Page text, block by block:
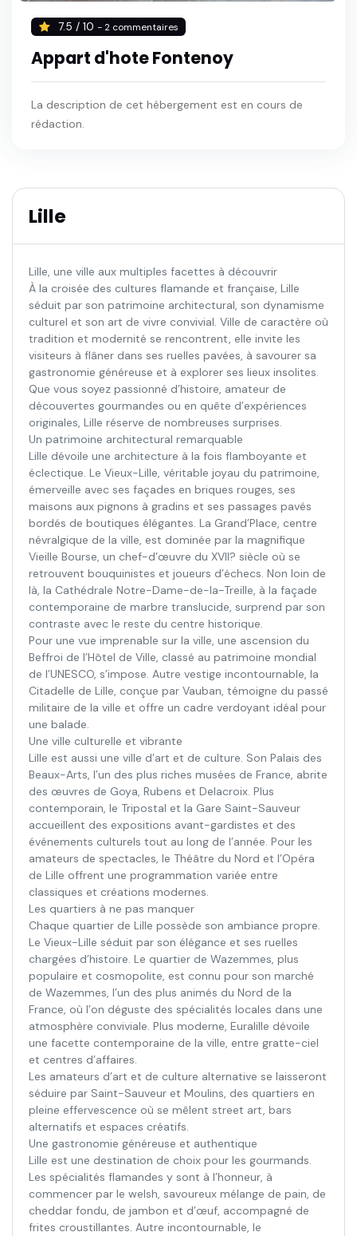
7.5 / 10 - 2 commentaires
Appart d'hote Fontenoy
La description de cet hébergement est en cours de
rédaction.
Lille
Lille, une ville aux multiples facettes à découvrir
À la croisée des cultures flamande et française, Lille
séduit par son patrimoine architectural, son dynamisme
culturel et son art de vivre convivial. Ville de caractère où
tradition et modernité se rencontrent, elle invite les
visiteurs à flâner dans ses ruelles pavées, à savourer sa
gastronomie généreuse et à explorer ses lieux insolites.
Que vous soyez passionné d’histoire, amateur de
découvertes gourmandes ou en quête d’expériences
originales, Lille réserve de nombreuses surprises.
Un patrimoine architectural remarquable
Lille dévoile une architecture à la fois flamboyante et
éclectique. Le Vieux-Lille, véritable joyau du patrimoine,
émerveille avec ses façades en briques rouges, ses
maisons aux pignons à gradins et ses passages pavés
bordés de boutiques élégantes. La Grand’Place, centre
névralgique de la ville, est dominée par la magnifique
Vieille Bourse, un chef-d’œuvre du XVII? siècle où se
retrouvent bouquinistes et joueurs d’échecs. Non loin de
là, la Cathédrale Notre-Dame-de-la-Treille, à la façade
contemporaine de marbre translucide, surprend par son
contraste avec le reste du centre historique.
Pour une vue imprenable sur la ville, une ascension du
Beffroi de l’Hôtel de Ville, classé au patrimoine mondial
de l’UNESCO, s’impose. Autre vestige incontournable, la
Citadelle de Lille, conçue par Vauban, témoigne du passé
militaire de la ville et offre un cadre verdoyant idéal pour
une balade.
Une ville culturelle et vibrante
Lille est aussi une ville d’art et de culture. Son Palais des
Beaux-Arts, l’un des plus riches musées de France, abrite
des œuvres de Goya, Rubens et Delacroix. Plus
contemporain, le Tripostal et la Gare Saint-Sauveur
accueillent des expositions avant-gardistes et des
événements culturels tout au long de l’année. Pour les
amateurs de spectacles, le Théâtre du Nord et l’Opéra
de Lille offrent une programmation variée entre
classiques et créations modernes.
Les quartiers à ne pas manquer
Chaque quartier de Lille possède son ambiance propre.
Le Vieux-Lille séduit par son élégance et ses ruelles
chargées d’histoire. Le quartier de Wazemmes, plus
populaire et cosmopolite, est connu pour son marché
de Wazemmes, l’un des plus animés du Nord de la
France, où l’on déguste des spécialités locales dans une
atmosphère conviviale. Plus moderne, Euralille dévoile
une facette contemporaine de la ville, entre gratte-ciel
et centres d’affaires.
Les amateurs d’art et de culture alternative se laisseront
séduire par Saint-Sauveur et Moulins, des quartiers en
pleine effervescence où se mêlent street art, bars
alternatifs et espaces créatifs.
Une gastronomie généreuse et authentique
Lille est une destination de choix pour les gourmands.
Les spécialités flamandes y sont à l’honneur, à
commencer par le welsh, savoureux mélange de pain, de
cheddar fondu, de jambon et d’œuf, accompagné de
frites croustillantes. Autre incontournable, le